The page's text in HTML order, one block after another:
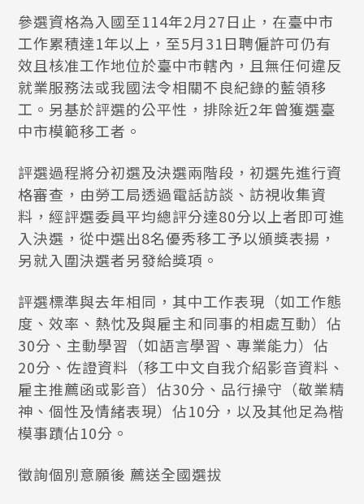
參選資格為入國至114年2月27日止，在臺中市
工作累積達1年以上，至5月31日聘僱許可仍有
效且核准工作地位於臺中市轄內，且無任何違反
就業服務法或我國法令相關不良紀錄的藍領移
工。另基於評選的公平性，排除近2年曾獲選臺
中市模範移工者。
評選過程將分初選及決選兩階段，初選先進行資
格審查，由勞工局透過電話訪談、訪視收集資
料，經評選委員平均總評分達80分以上者即可進
入決選，從中選出8名優秀移工予以頒獎表揚，
另就入圍決選者另發給獎項。
評選標準與去年相同，其中工作表現（如工作態
度、效率、熱忱及與雇主和同事的相處互動）佔
30分、主動學習（如語言學習、專業能力）佔
20分、佐證資料（移工中文自我介紹影音資料、
雇主推薦函或影音）佔30分、品行操守（敬業精
神、個性及情緒表現）佔10分，以及其他足為楷
模事蹟佔10分。
徵詢個別意願後 薦送全國選拔